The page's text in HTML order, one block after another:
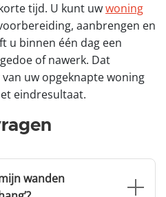
tijd. U kunt uwwoning
aanbrengen en
u binnen één dag een
of nawerk. Dat
uw opgeknapte woning
eindresultaat.
wanden